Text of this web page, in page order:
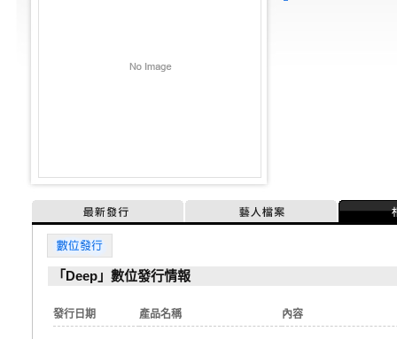
最新發行 藝人檔案
數位發行
「Deep」數位發行情報
發行日期 產品名稱 內容